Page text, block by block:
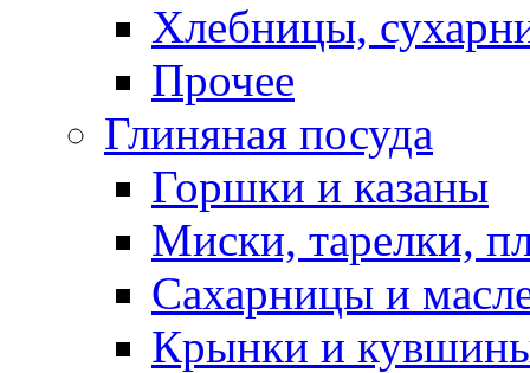
Хлебницы,
Прочее
Глиняная посуда
Горшки и казаны
Миски, тарелки,
Сахарницы и
Крынки и